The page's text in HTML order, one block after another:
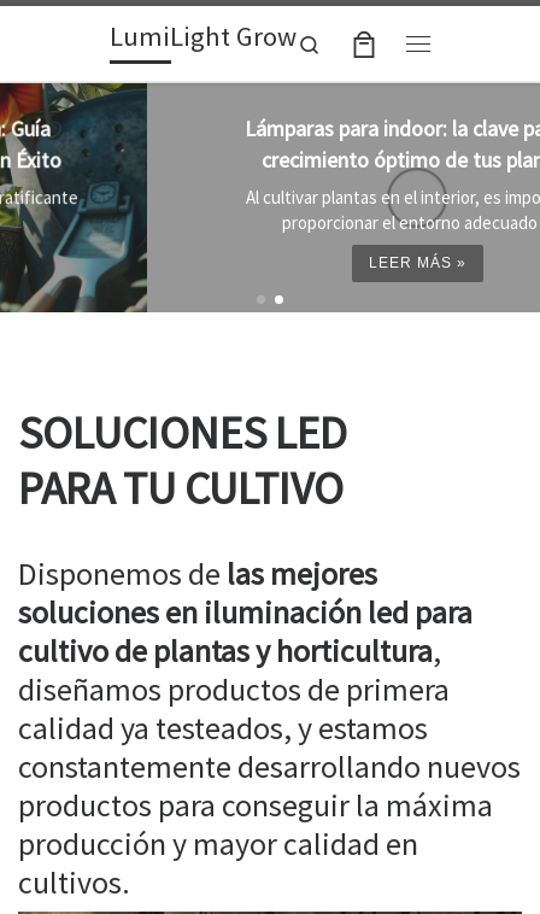
Skip to contentLumiLight Grow
Search
Lámparas para indoor: la clave para un
crecimiento óptimo de tus plantas
Al cultivar plantas en el interior, es importante
proporcionar el entorno adecuado ...
SOLUCIONES LED
PARA TU CULTIVO
Disponemos de las mejores
soluciones en iluminación led para
cultivo de plantas y horticultura,
diseñamos productos de primera
calidad ya testeados, y estamos
constantemente desarrollando nuevos
productos para conseguir la máxima
producción y mayor calidad en
cultivos.